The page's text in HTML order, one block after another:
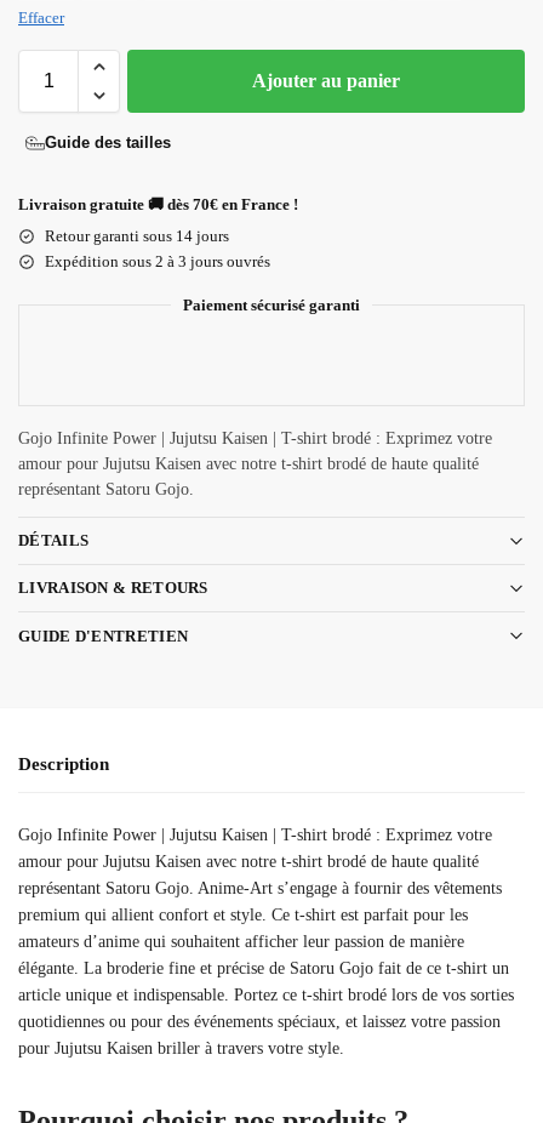
Effacer
Ajouter au panier
Guide des tailles
Livraison gratuite 🚚 dès 70€ en France !
Retour garanti sous 14 jours
Expédition sous 2 à 3 jours ouvrés
Paiement sécurisé garanti
Gojo Infinite Power | Jujutsu Kaisen | T-shirt brodé : Exprimez votre
amour pour Jujutsu Kaisen avec notre t-shirt brodé de haute qualité
représentant Satoru Gojo.
DÉTAILS
LIVRAISON & RETOURS
GUIDE D'ENTRETIEN
Description
Gojo Infinite Power | Jujutsu Kaisen | T-shirt brodé : Exprimez votre
amour pour Jujutsu Kaisen avec notre t-shirt brodé de haute qualité
représentant Satoru Gojo. Anime-Art s’engage à fournir des vêtements
premium qui allient confort et style. Ce t-shirt est parfait pour les
amateurs d’anime qui souhaitent afficher leur passion de manière
élégante. La broderie fine et précise de Satoru Gojo fait de ce t-shirt un
article unique et indispensable. Portez ce t-shirt brodé lors de vos sorties
quotidiennes ou pour des événements spéciaux, et laissez votre passion
pour Jujutsu Kaisen briller à travers votre style.